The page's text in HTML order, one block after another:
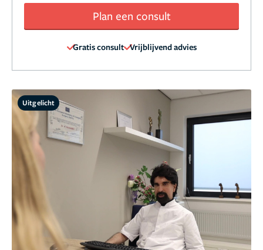
Plan een consult
Gratis consult Vrijblijvend advies
Uitgelicht